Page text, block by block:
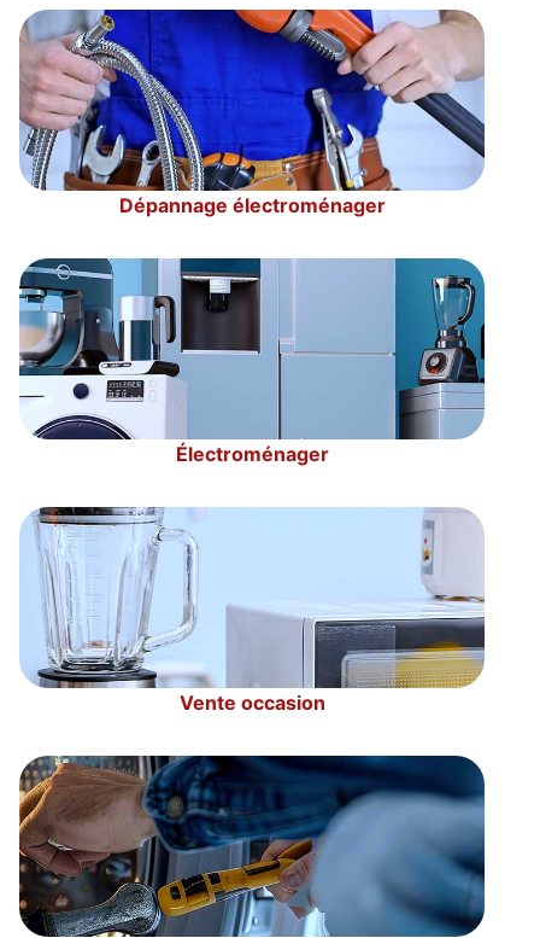
Dépannage électroménager
Électroménager
Vente occasion